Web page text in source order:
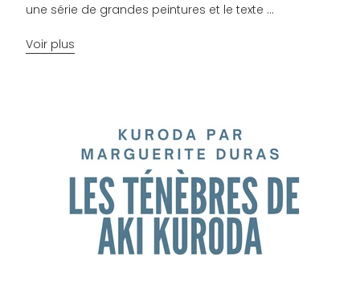
une série de grandes peintures et le texte ...
Voir plus